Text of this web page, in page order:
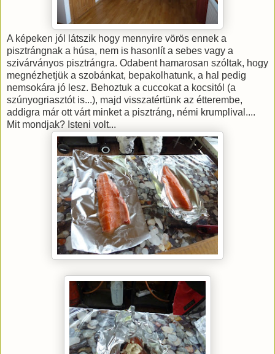
A képeken jól látszik hogy mennyire vörös ennek a
pisztrángnak a húsa, nem is hasonlít a sebes vagy a
szivárványos pisztrángra. Odabent hamarosan szóltak, hogy
megnézhetjük a szobánkat, bepakolhatunk, a hal pedig
nemsokára jó lesz. Behoztuk a cuccokat a kocsitól (a
szúnyogriasztót is...), majd visszatértünk az étterembe,
addigra már ott várt minket a pisztráng, némi krumplival....
Mit mondjak? Isteni volt...